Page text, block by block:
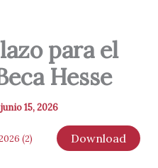
para el
Hesse
junio 15, 2026
(2) Download